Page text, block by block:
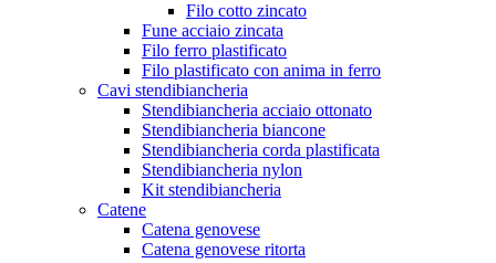
Filo cotto zincato
Fune acciaio zincata
Filo ferro plastificato
Filo plastificato con anima in ferro
Cavi stendibiancheria
Stendibiancheria acciaio ottonato
Stendibiancheria biancone
Stendibiancheria corda plastificata
Stendibiancheria nylon
Kit stendibiancheria
Catene
Catena genovese
Catena genovese ritorta